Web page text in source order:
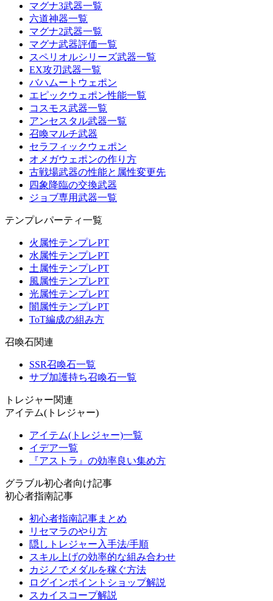
マグナ3武器一覧
六道神器一覧
マグナ2武器一覧
マグナ武器評価一覧
スペリオルシリーズ武器一覧
EX攻刃武器一覧
バハムートウェポン
エピックウェポン性能一覧
コスモス武器一覧
アンセスタル武器一覧
召喚マルチ武器
セラフィックウェポン
オメガウェポンの作り方
古戦場武器の性能と属性変更先
四象降臨の交換武器
ジョブ専用武器一覧
テンプレパーティ一覧
火属性テンプレPT
水属性テンプレPT
土属性テンプレPT
風属性テンプレPT
光属性テンプレPT
闇属性テンプレPT
ToT編成の組み方
召喚石関連
SSR召喚石一覧
サブ加護持ち召喚石一覧
トレジャー関連
アイテム(トレジャー)
アイテム(トレジャー)一覧
イデア一覧
『アストラ』の効率良い集め方
グラブル初心者向け記事
初心者指南記事
初心者指南記事まとめ
リセマラのやり方
隠しトレジャー入手法/手順
スキル上げの効率的な組み合わせ
カジノでメダルを稼ぐ方法
ログインポイントショップ解説
スカイスコープ解説